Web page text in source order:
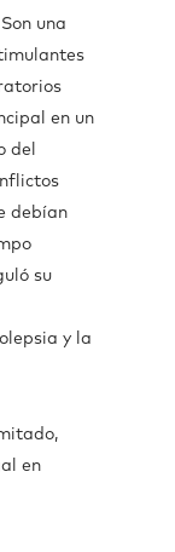
una
en un
del
debían
su
y la
en